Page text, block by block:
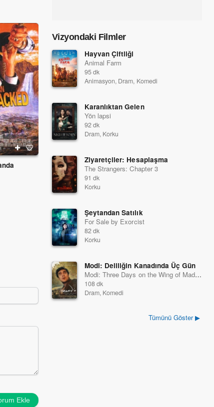
Aşk Oyunları
1995
Çifte Oyun
Ekle
Vizyondaki Filmler
Hayvan Çiftliği
Animal Farm
95 dk
Animasyon, Dram, Komedi
Karanlıktan Gelen
Yön lapsi
92 dk
Dram, Korku
Ziyaretçiler: Hesaplaşma
The Strangers: Chapter 3
91 dk
Korku
Şeytandan Satılık
For Sale by Exorcist
82 dk
Korku
Modi: Deliliğin Kanadında Üç Gün
Modi: Three Days on the Wing of Madness
108 dk
Dram, Komedi
Tümünü Göster ▶